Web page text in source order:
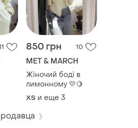
850 грн 10
MET & MARCH
Жіночий боді в
лимонному 💛🍋
ХS и еще 3